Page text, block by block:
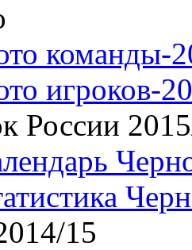
команды-
игроков-
России
15